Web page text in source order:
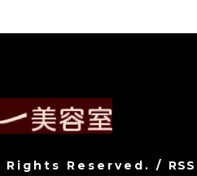
Rights Reserved. / RSS